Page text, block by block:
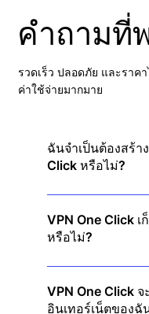
คำถามที่
รวดเร็ว ปลอดภัย และราค
ค่าใช้จ่ายมากมาย
ฉันจำเป็นต้องสร้า
Click หรือไม่?
ไม่! เพียงดาวน์โหลด
เพลิดเพลินไปกับคว
ทะเบียน
VPN One Click
หรือไม่?
ไม่ เราปฏิบัติตามนโ
ซึ่งหมายความว่าเรา
ออนไลน์ใดๆ ของคุณ
VPN One Click จ
อินเทอร์เน็ตของฉั